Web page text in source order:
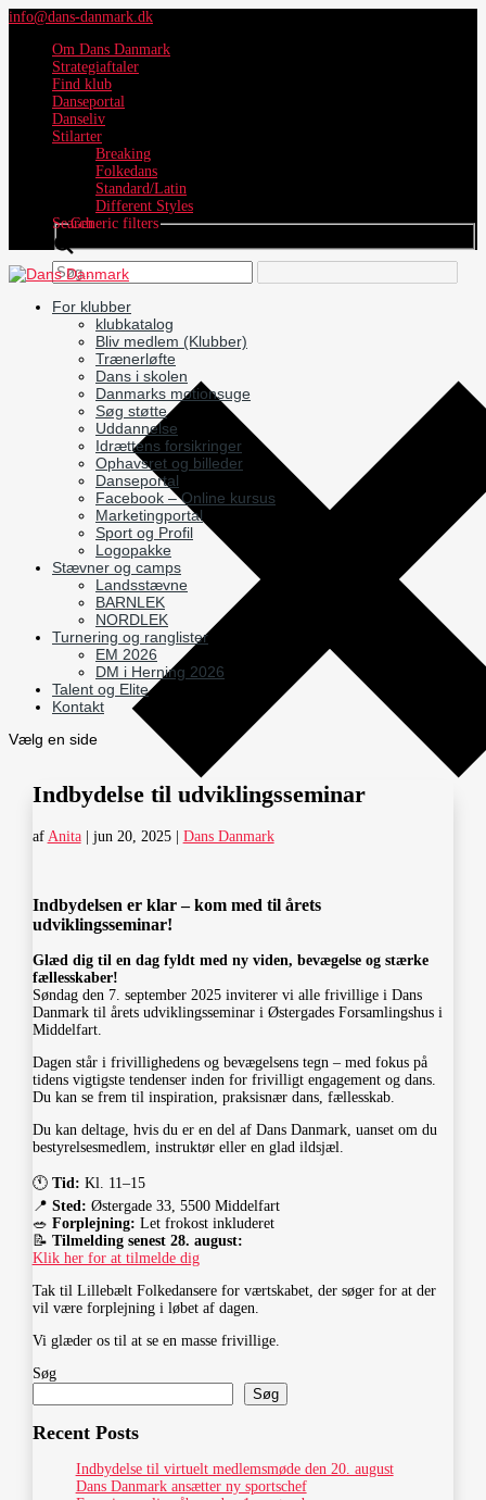
info@dans-danmark.dk
Om Dans Danmark
Strategiaftaler
Find klub
Danseportal
Danseliv
Stilarter
Breaking
Folkedans
Standard/Latin
Different Styles
Search
Generic filters
For klubber
klubkatalog
Bliv medlem (Klubber)
Trænerløfte
Dans i skolen
Danmarks motionsuge
Søg støtte
Uddannelse
Idrættens forsikringer
Ophavsret og billeder
Danseportal
Facebook – Online kursus
Marketingportal
Sport og Profil
Logopakke
Stævner og camps
Landsstævne
BARNLEK
NORDLEK
Turnering og ranglister
EM 2026
DM i Herning 2026
Talent og Elite
Kontakt
Vælg en side
Indbydelse til udviklingsseminar
af Anita| jun 20, 2025| Dans Danmark
Indbydelsen er klar – kom med til årets
udviklingsseminar!
Glæd dig til en dag fyldt med ny viden, bevægelse og stærke
fællesskaber!
Søndag den 7. september 2025 inviterer vi alle frivillige i Dans
Danmark til årets udviklingsseminar i Østergades Forsamlingshus i
Middelfart.
Dagen står i frivillighedens og bevægelsens tegn – med fokus på
tidens vigtigste tendenser inden for frivilligt engagement og dans.
Du kan se frem til inspiration, praksisnær dans, fællesskab.
Du kan deltage, hvis du er en del af Dans Danmark, uanset om du
bestyrelsesmedlem, instruktør eller en glad ildsjæl.
🕚 Tid: Kl. 11–15
📍 Sted: Østergade 33, 5500 Middelfart
🥗 Forplejning: Let frokost inkluderet
📝 Tilmelding senest 28. august:
Klik her for at tilmelde dig
Tak til Lillebælt Folkedansere for værtskabet, der søger for at der
vil være forplejning i løbet af dagen.
Vi glæder os til at se en masse frivillige.
Søg
Søg
Recent Posts
Indbydelse til virtuelt medlemsmøde den 20. august
Dans Danmark ansætter ny sportschef